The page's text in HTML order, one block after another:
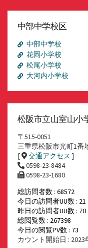
イ
中部中学校区
中部中学校
花岡小学校
松尾小学校
大河内小学校
松阪市立山室山小
〒515-0051
三重県松阪市光町1番
[
交通アクセス ]
0598-23-8484
0598-23-1680
総訪問者数 : 68572
今日の訪問者UU数 : 21
昨日の訪問者UU数 : 70
総閲覧数 : 267398
今日の閲覧PV数 : 73
カウント開始日 : 2023